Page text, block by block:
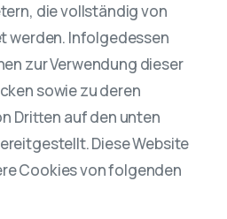
die vollständig von
werden. Infolgedessen
zur Verwendung dieser
sowie zu deren
Dritten auf den unten
Diese Website
Cookies von folgenden